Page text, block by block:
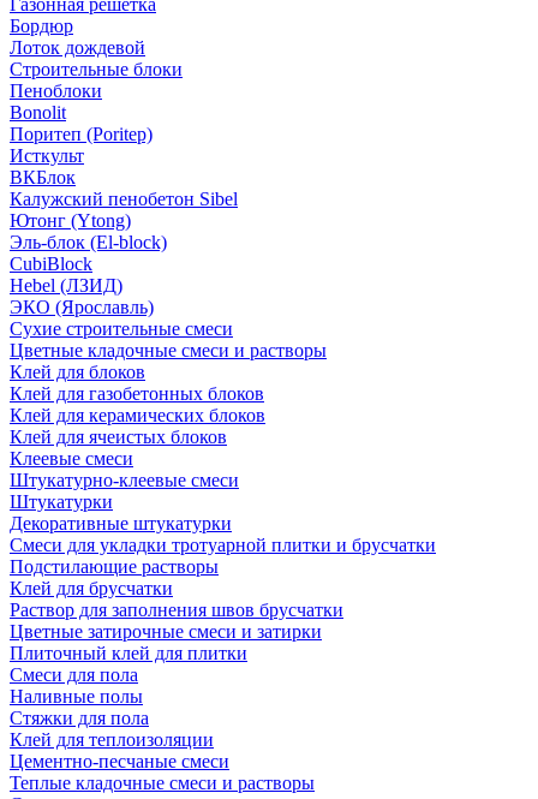
Газонная решетка
Бордюр
Лоток дождевой
Строительные блоки
Пеноблоки
Bonolit
Поритеп (Poritep)
Исткульт
ВКБлок
Калужский пенобетон Sibel
Ютонг (Ytong)
Эль-блок (El-block)
CubiBlock
Hebel (ЛЗИД)
ЭКО (Ярославль)
Сухие строительные смеси
Цветные кладочные смеси и растворы
Клей для блоков
Клей для газобетонных блоков
Клей для керамических блоков
Клей для ячеистых блоков
Клеевые смеси
Штукатурно-клеевые смеси
Штукатурки
Декоративные штукатурки
Смеси для укладки тротуарной плитки и брусчатки
Подстилающие растворы
Клей для брусчатки
Раствор для заполнения швов брусчатки
Цветные затирочные смеси и затирки
Плиточный клей для плитки
Смеси для пола
Наливные полы
Стяжки для пола
Клей для теплоизоляции
Цементно-песчаные смеси
Теплые кладочные смеси и растворы